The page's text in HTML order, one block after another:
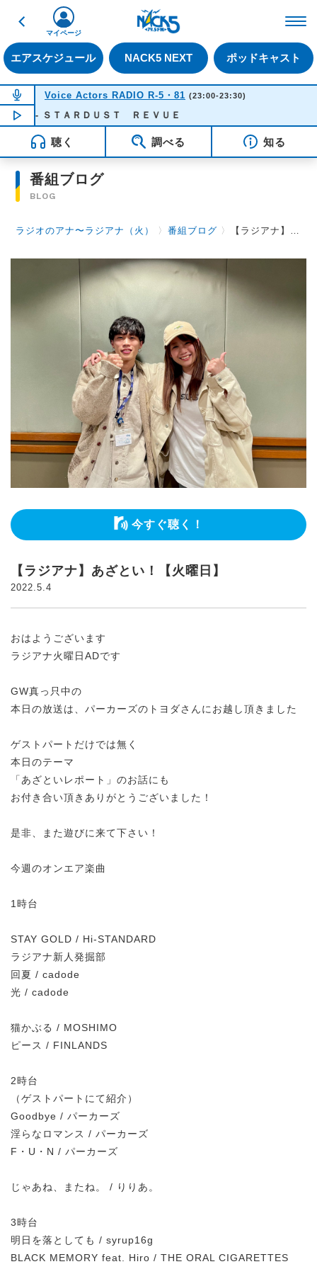
戻る
エアスケジュール NACK5 NEXT ポッドキャスト
マイページ
NOW ON AIR
Voice Actors RADIO R-5・81 (23:00-23:30)
NOW PLAYING23:23
涙 - ＳＴＡＲＤＵＳＴ ＲＥＶＵＥ
聴く 調べる 知る
番組ブログ
BLOG
ラジオのアナ〜ラジアナ（火） 〉番組ブログ 〉 【ラジアナ】あざとい！【火曜日】
今すぐ聴く！
【ラジアナ】あざとい！【火曜日】
2022.5.4
おはようございます
ラジアナ火曜日ADです
GW真っ只中の
本日の放送は、パーカーズのトヨダさんにお越し頂きました
ゲストパートだけでは無く
本日のテーマ
「あざといレポート」のお話にも
お付き合い頂きありがとうございました！
是非、また遊びに来て下さい！
今週のオンエア楽曲
1時台
STAY GOLD / Hi-STANDARD
ラジアナ新人発掘部
回夏 / cadode
光 / cadode
猫かぶる / MOSHIMO
ピース / FINLANDS
2時台
（ゲストパートにて紹介）
Goodbye / パーカーズ
淫らなロマンス / パーカーズ
F・U・N / パーカーズ
じゃあね、またね。 / りりあ。
3時台
明日を落としても / syrup16g
BLACK MEMORY feat. Hiro / THE ORAL CIGARETTES